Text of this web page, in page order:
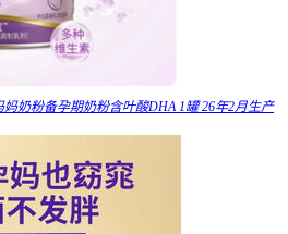
奶粉备孕期奶粉含叶酸DHA 1罐 26年2月生产